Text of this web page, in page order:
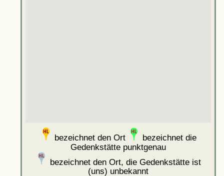
bezeichnet den Ort
bezeichnet die
Gedenkstätte punktgenau
bezeichnet den Ort, die Gedenkstätte ist
(uns) unbekannt